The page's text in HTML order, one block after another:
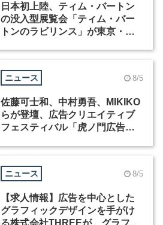
日本初上陸、ティム・バートン
の没入型展覧会「ティム・バー
トンのラビリンス」が東京・豊
ニュース 8/5
佐藤可士和、中村勇吾、MIKIKO
らが登壇、広告クリエイティブ
フェスティバル「虎ノ門広告
ニュース 8/5
【求人情報】広告を中心とした
グラフィックデザインを手がけ
る株式会社THREEが、グラフィ